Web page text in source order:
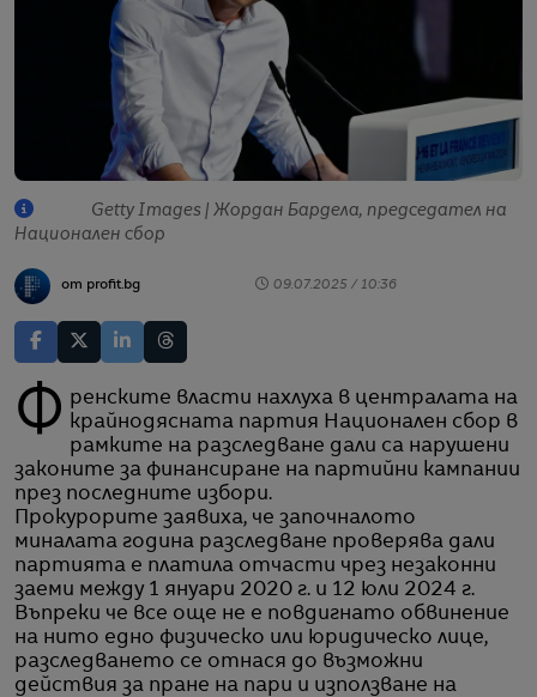
Getty Images | Жордан Бардела, председател на
Национален сбор
от profit.bg 09.07.2025 / 10:36
Френските власти нахлуха в централата на
крайнодясната партия Национален сбор в
рамките на разследване дали са нарушени
законите за финансиране на партийни кампании
през последните избори.
Прокурорите заявиха, че започналото
миналата година разследване проверява дали
партията е платила отчасти чрез незаконни
заеми между 1 януари 2020 г. и 12 юли 2024 г.
Въпреки че все още не е повдигнато обвинение
на нито едно физическо или юридическо лице,
разследването се отнася до възможни
действия за пране на пари и използване на